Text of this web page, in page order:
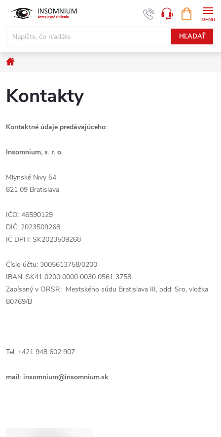
obsah
HĽADAŤ
KOŠÍK
Kontakty
Kontaktné údaje predávajúceho:
Insomnium, s. r. o.
Mlynské Nivy 54
821 09 Bratislava
IČO: 46590129
DIČ: 2023509268
IČ DPH: SK2023509268
Číslo účtu: 3005613758/0200
IBAN: SK41 0200 0000 0030 0561 3758
Zapísaný v ORSR: Mestského súdu Bratislava III, odd: Sro, vložka
80769/B
Tel: +421 948 602 907
mail: insomnium@insomnium.sk
www.insomnium.sk - Chat